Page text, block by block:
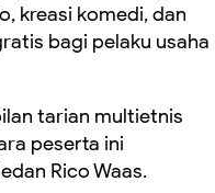
kreasi komedi, dan
bagi pelaku usaha
tarian multietnis
peserta ini
Rico Waas.